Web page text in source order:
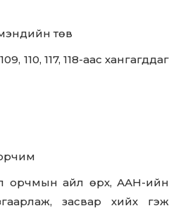
мэндийн төв
110, 117, 118-аас хангагддаг
орчмын айл өрх, ААН-ийн
засвар хийх гэж